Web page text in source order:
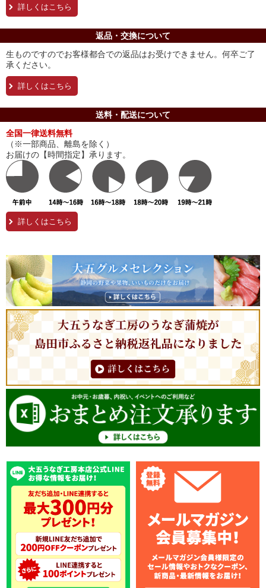
詳しくはこちら
返品・交換について
生ものですのでお客様都合での返品はお受けできません。何卒ご了
承ください。
詳しくはこちら
送料・配送について
全国一律送料無料
（※一部商品、離島を除く）
お届けの【時間指定】承ります。
詳しくはこちら